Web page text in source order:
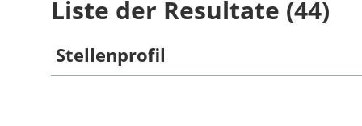
Liste der Resultate (44)
Stellenprofil